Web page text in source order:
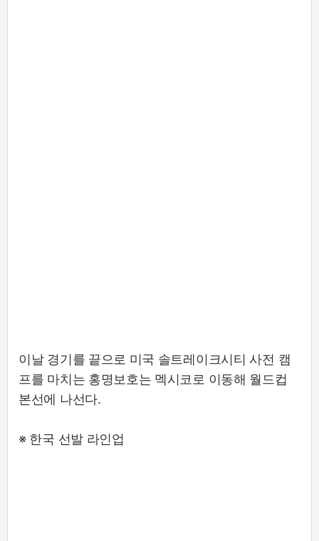
이날 경기를 끝으로 미국 솔트레이크시티 사전 캠
프를 마치는 홍명보호는 멕시코로 이동해 월드컵
본선에 나선다.
※ 한국 선발 라인업